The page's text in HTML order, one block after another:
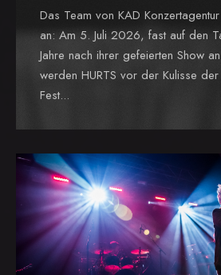
Das Team von KAD
an: Am 5. Juli 2026, fast auf den
Jahre nach ihrer gefeierten Show
werden HURTS vor der Kulisse der
Fest...